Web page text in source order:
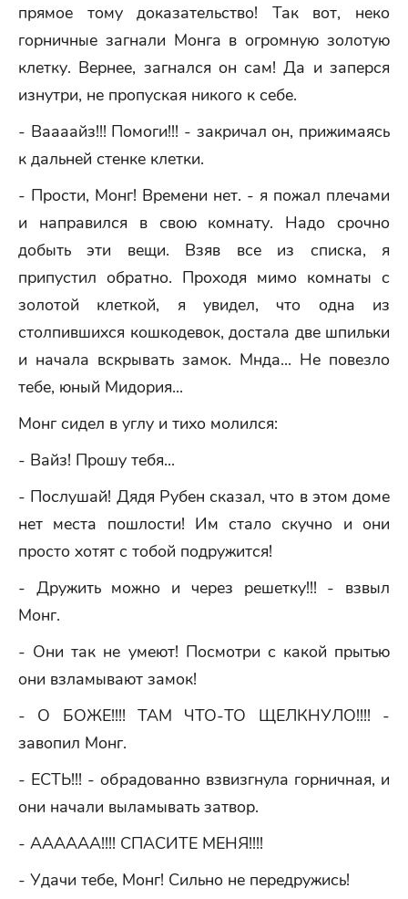
прямое тому доказательство! Так вот, неко
горничные загнали Монга в огромную золотую
клетку. Вернее, загнался он сам! Да и заперся
изнутри, не пропуская никого к себе.
- Ваааайз!!! Помоги!!! - закричал он, прижимаясь
к дальней стенке клетки.
- Прости, Монг! Времени нет. - я пожал плечами
и направился в свою комнату. Надо срочно
добыть эти вещи. Взяв все из списка, я
припустил обратно. Проходя мимо комнаты с
золотой клеткой, я увидел, что одна из
столпившихся кошкодевок, достала две шпильки
и начала вскрывать замок. Мнда... Не повезло
тебе, юный Мидория...
Монг сидел в углу и тихо молился:
- Вайз! Прошу тебя...
- Послушай! Дядя Рубен сказал, что в этом доме
нет места пошлости! Им стало скучно и они
просто хотят с тобой подружится!
- Дружить можно и через решетку!!! - взвыл
Монг.
- Они так не умеют! Посмотри с какой прытью
они взламывают замок!
- О БОЖЕ!!!! ТАМ ЧТО-ТО ЩЕЛКНУЛО!!!! -
завопил Монг.
- ЕСТЬ!!! - обрадованно взвизгнула горничная, и
они начали выламывать затвор.
- АААААА!!!! СПАСИТЕ МЕНЯ!!!!
- Удачи тебе, Монг! Сильно не передружись!